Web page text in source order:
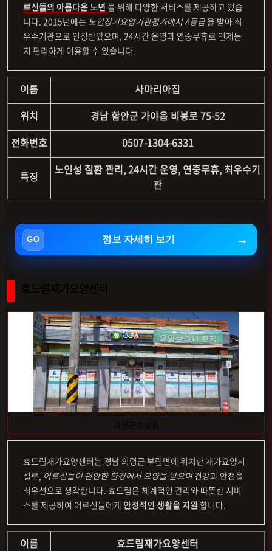
르신들의 아름다운 노년 을 위해 다양한 서비스를 제공하고 있습
니다. 2015년에는 노인장기요양기관평가에서 A등급을 받아 최
우수기관으로 인정받았으며, 24시간 운영과 연중무휴로 언제든
지 편리하게 이용할 수 있습니다.
이름
사마리아집
위치
경남 함안군 가야읍 비봉로 75-52
전화번호
0507-1304-6331
특징
노인성 질환 관리, 24시간 운영, 연중무휴, 최우수기
관
정보 자세히 보기
효드림재가요양센터
의령군 요양원
효드림재가요양센터는 경남 의령군 부림면에 위치한 재가요양시
설로, 어르신들이 편안한 환경에서 요양을 받으며건강과 안전을
최우선으로 생각합니다. 효드림은 체계적인 관리와 따뜻한 서비
스를 제공하여 어르신들에게 안정적인 생활을 지원 합니다.
이름
효드림재가요양센터